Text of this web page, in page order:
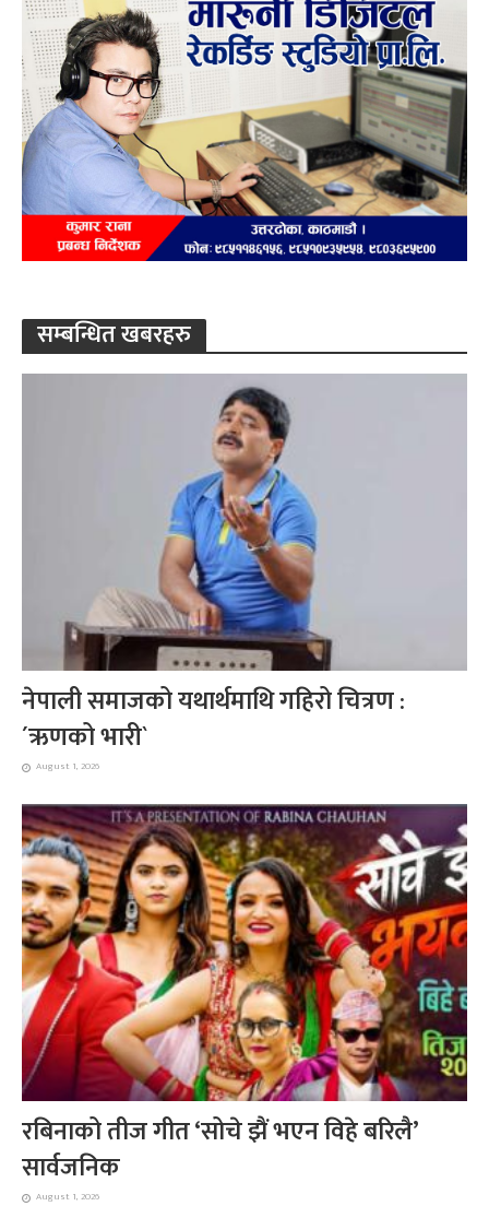
सम्बन्धित खबरहरु
नेपाली समाजको यथार्थमाथि गहिरो चित्रण :
´ऋणको भारी`
August 1, 2026
रबिनाको तीज गीत ‘सोचे झैं भएन विहे बरिलै’
सार्वजनिक
August 1, 2026